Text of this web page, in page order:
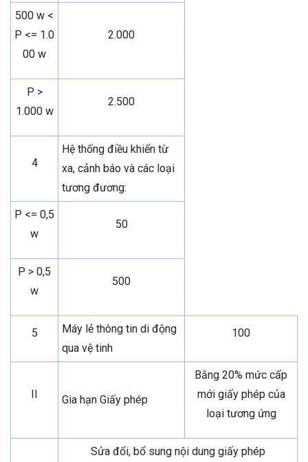
500 w <
P <= 1.0
00 w
2.000
P >
1.000 w
2.500
4
Hệ thống điều khiển từ
xa, cảnh báo và các loại
tương đương:
P <= 0,5
w
50
P > 0,5
w
500
5
Máy lẻ thông tin di động
qua vệ tinh
100
II Gia hạn Giấy phép
Bằng 20% mức cấp
mới giấy phép của
loại tương ứng
Sửa đổi, bổ sung nội dung giấy phép